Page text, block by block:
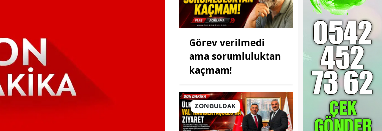
Görev verilmedi
ama sorumluluktan
kaçmam!
ZONGULDAK